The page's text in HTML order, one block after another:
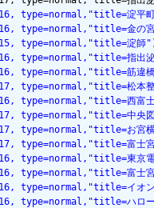
淀平町
金の宮
type=normal,"title=淀師
指出泌
筋違橋
松本整
西富士
中央図
お宮横
富士宮
東京電
富士宮
イオン
ハロー